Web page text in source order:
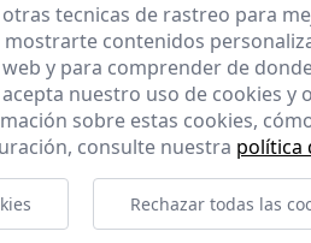
tecnicas de rastreo para
contenidos
y para comprender de
nuestro uso de cookies y
sobre estas cookies,
consulte nuestra política
Rechazar todas las